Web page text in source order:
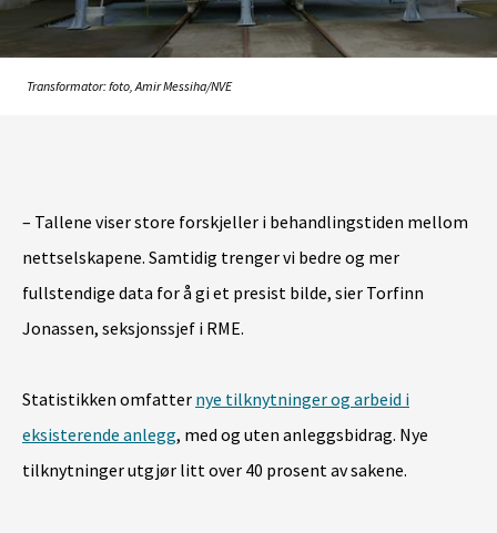
Transformator: foto, Amir Messiha/NVE
– Tallene viser store forskjeller i behandlingstiden mellom
nettselskapene. Samtidig trenger vi bedre og mer
fullstendige data for å gi et presist bilde, sier Torfinn
Jonassen, seksjonssjef i RME.
Statistikken omfatter nye tilknytninger og arbeid i
eksisterende anlegg, med og uten anleggsbidrag. Nye
tilknytninger utgjør litt over 40 prosent av sakene.